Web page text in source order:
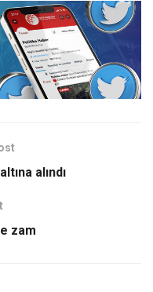
alındı
zam